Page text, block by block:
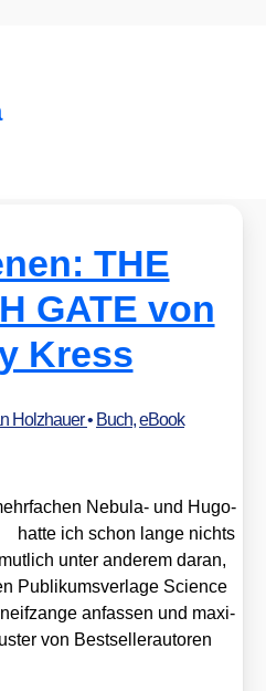
THE
GATE von
Kress
Holzhauer• Buch,eBook
Nebu­la- und Hugo-
hat­te ich schon lan­ge nichts
unter ande­rem dar­an,
Publi­kums­ver­la­ge Sci­ence
anfas­sen und maxi­
von Best­sel­ler­au­toren